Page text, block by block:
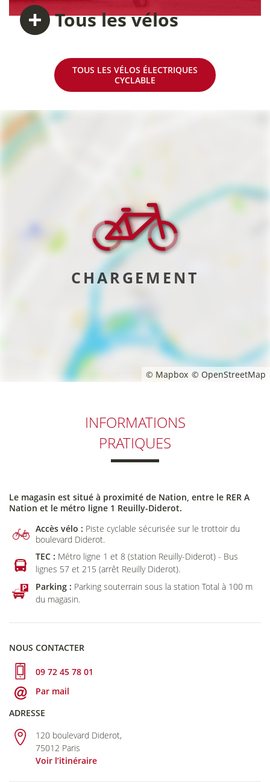
Tousles vélos
TOUS LES VÉLOS ÉLECTRIQUES
CYCLABLE
© Mapbox © OpenStreetMap
CHARGEMENT
INFORMATIONS
PRATIQUES
Le magasin est situé à proximité de Nation, entre le RER A
Nation et le métro ligne 1 Reuilly-Diderot.
Accès vélo : Piste cyclable sécurisée sur le trottoir du
boulevard Diderot.
TEC : Métro ligne 1 et 8 (station Reuilly-Diderot) - Bus
lignes 57 et 215 (arrêt Reuilly Diderot).
Parking : Parking souterrain sous la station Total à 100 m
du magasin.
NOUS CONTACTER
09 72 45 78 01
Par mail
ADRESSE
120 boulevard Diderot,
75012 Paris
Voir l’itinéraire